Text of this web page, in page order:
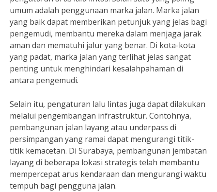
umum adalah penggunaan marka jalan. Marka jalan
yang baik dapat memberikan petunjuk yang jelas bagi
pengemudi, membantu mereka dalam menjaga jarak
aman dan mematuhi jalur yang benar. Di kota-kota
yang padat, marka jalan yang terlihat jelas sangat
penting untuk menghindari kesalahpahaman di
antara pengemudi.
Selain itu, pengaturan lalu lintas juga dapat dilakukan
melalui pengembangan infrastruktur. Contohnya,
pembangunan jalan layang atau underpass di
persimpangan yang ramai dapat mengurangi titik-
titik kemacetan. Di Surabaya, pembangunan jembatan
layang di beberapa lokasi strategis telah membantu
mempercepat arus kendaraan dan mengurangi waktu
tempuh bagi pengguna jalan.